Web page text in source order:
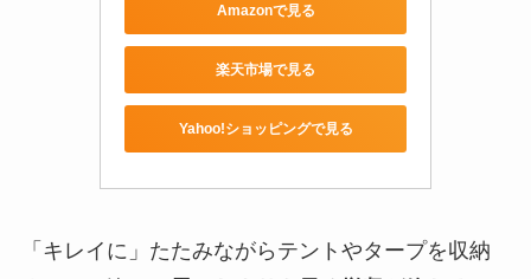
Amazonで見る
楽天市場で見る
Yahoo!ショッピングで見る
「キレイに」たたみながらテントやタープを収納